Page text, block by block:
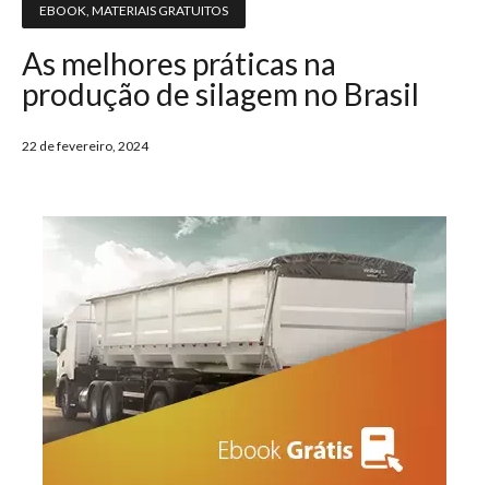
EBOOK MATERIAIS GRATUITOS
As melhores práticas na
produção de silagem no Brasil
22 de fevereiro, 2024